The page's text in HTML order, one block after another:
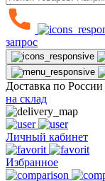
запрос
Доставка по России
на склад
Личный кабинет
Избранное